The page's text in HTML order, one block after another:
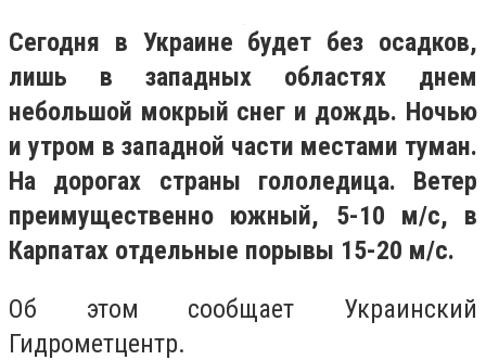
Сегодня в Украине будет без осадков,
лишь в западных областях днем
небольшой мокрый снег и дождь. Ночью
и утром в западной части местами туман.
На дорогах страны гололедица. Ветер
преимущественно южный, 5-10 м/с, в
Карпатах отдельные порывы 15-20 м/с.
Об этом сообщает Украинский
Гидрометцентр.